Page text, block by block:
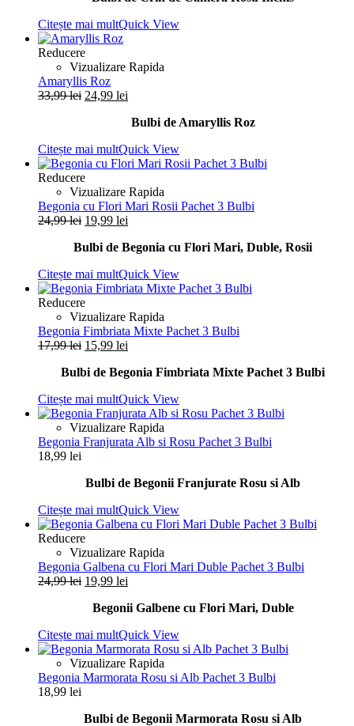
34,99 lei.
Citește mai multQuick View
Reducere
Vizualizare Rapida
Amaryllis Roz
33,99lei Prețul
33,99 lei.
24,99 lei
este:
Bulbi de Amaryllis Roz
Citește mai multQuick View
Reducere
Vizualizare Rapida
Begonia cu Flori Mari Rosii Pachet 3 Bulbi
24,99lei Prețul
a
24,99 lei.
19,99 lei
este:
Bulbi de Begonia cu Flori Mari, Duble, Rosii
Citește mai multQuick View
Reducere
Vizualizare Rapida
Begonia Fimbriata Mixte Pachet 3 Bulbi
17,99lei Prețul
a
17,99 lei.
15,99 lei
este:
Bulbi de Begonia Fimbriata Mixte Pachet 3 Bulbi
Citește mai multQuick View
Vizualizare Rapida
Begonia Franjurata Alb si Rosu Pachet 3 Bulbi
18,99 lei
Bulbi de Begonii Franjurate Rosu si Alb
Citește mai multQuick View
Reducere
Vizualizare Rapida
Begonia Galbena cu Flori Mari Duble Pachet 3 Bulbi
24,99lei Prețul
24,99 lei.
19,99 lei
este:
Begonii Galbene cu Flori Mari, Duble
Citește mai multQuick View
Vizualizare Rapida
Begonia Marmorata Rosu si Alb Pachet 3 Bulbi
18,99 lei
Bulbi de Begonii Marmorata Rosu si Alb